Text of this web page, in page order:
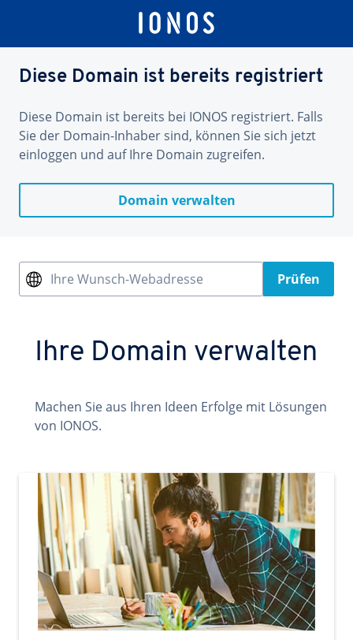
Diese Domain ist bereits registriert
Diese Domain ist bereits bei IONOS registriert. Falls
Sie der Domain-Inhaber sind, können Sie sich jetzt
einloggen und auf Ihre Domain zugreifen.
Domain verwalten
Ihre Wunsch-Webadresse Prüfen
Ihre Domain verwalten
Machen Sie aus Ihren Ideen Erfolge mit Lösungen
von IONOS.